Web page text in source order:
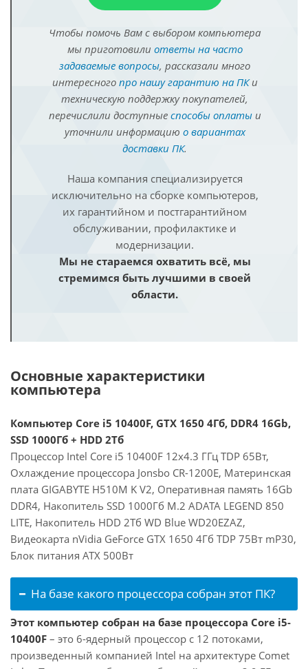
Чтобы помочь Вам с выбором компьютера
мы приготовили ответы на часто
задаваемые вопросы, рассказали много
интересного про нашу гарантию на ПКи
техническую поддержку покупателей,
перечислили доступные способы оплатыи
уточнили информацию о вариантах
доставки ПК.
Наша компания специализируется
исключительно на сборке компьютеров,
их гарантийном и постгарантийном
обслуживании, профилактике и
модернизации.
Мы не стараемся охватить всё, мы
стремимся быть лучшими в своей
области.
Основные характеристики
компьютера
Компьютер Core i5 10400F, GTX 1650 4Гб, DDR4 16Gb,
SSD 1000Гб + HDD 2Тб
Процессор Intel Core i5 10400F 12x4.3 ГГц TDP 65Вт,
Охлаждение процессора Jonsbo CR-1200E, Материнская
плата GIGABYTE H510M K V2, Оперативная память 16Gb
DDR4, Накопитель SSD 1000Гб M.2 ADATA LEGEND 850
LITE, Накопитель HDD 2Тб WD Blue WD20EZAZ,
Видеокарта nVidia GeForce GTX 1650 4Гб TDP 75Вт mP30,
Блок питания ATX 500Вт
На базе какого процессора собран этот ПК?
Этот компьютер собран на базе процессора Core i5-
10400F – это 6-ядерный процессор с 12 потоками,
произведенный компанией Intel на архитектуре Comet